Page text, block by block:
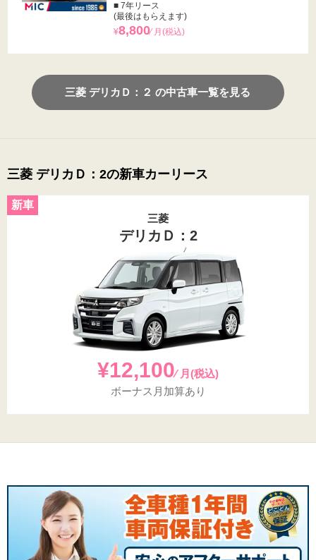
■ 7年リース
(最後はもらえます)
¥8,800⁄ 月(税込)
三菱 デリカＤ：２ の中古車一覧を見る
三菱 デリカＤ：2の新車カーリース
三菱
デリカＤ：2
¥12,100⁄ 月(税込)
ボーナス月加算あり